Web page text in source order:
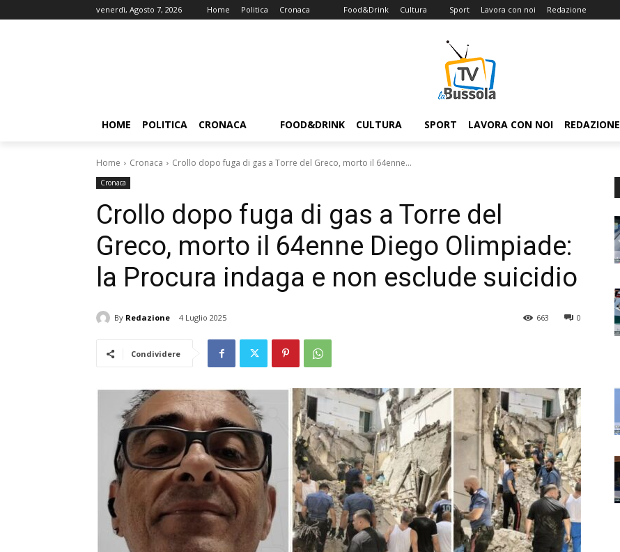
venerdì, Agosto 7, 2026 Home Politica Cronaca Food&Drink Cultura Sport Lavora con noi Redazione
HOME POLITICA CRONACA FOOD&DRINK CULTURA SPORT LAVORA CON NOI REDAZIONE
Home Cronaca Crollo dopo fuga di gas a Torre del Greco, morto il 64enne...
Cronaca
Crollo dopo fuga di gas a Torre del
Greco, morto il 64enne Diego Olimpiade:
la Procura indaga e non esclude suicidio
By Redazione 4 Luglio 2025 0
663
Condividere